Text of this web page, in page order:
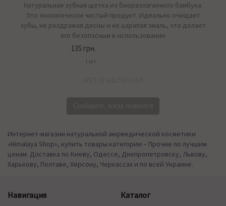
Натуральная зубная щетка из биоразлагаемого бамбука.
Это экологически чистый продукт. Идеально очищает
зубы, не раздражая десны и не царапая эмаль, что делает
его безопасным в использовании
135 грн.
1 шт
Интернет-магазин натуральной аюрведической косметики
«Himalaya Shop», купить товары категории – Прочие по лучшим
ценам. Доставка по Киеву, Одессе, Днепропетровску, Львову,
Харькову, Полтаве, Херсону, Черкассах и по всей Украине.
Навигация Каталог